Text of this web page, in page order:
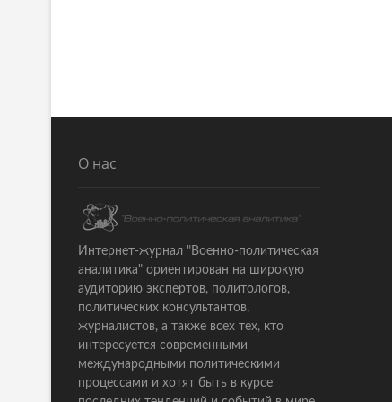
О нас
Интернет-журнал "Военно-политическая
аналитика" ориентирован на широкую
аудиторию экспертов, политологов,
политических консультантов,
журналистов, а также всех тех, кто
интересуется современными
международными политическими
процессами и хотят быть в курсе